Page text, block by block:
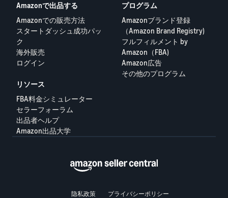
Amazonで出品する
Amazonでの販売方法
スタートダッシュ成功パッ
ク
海外販売
ログイン
プログラム
Amazonブランド登録
（Amazon Brand Registry)
フルフィルメント by
Amazon（FBA)
Amazon広告
その他のプログラム
リソース
FBA料金シミュレーター
セラーフォーラム
出品者ヘルプ
Amazon出品大学
隐私政策 プライバシーポリシー